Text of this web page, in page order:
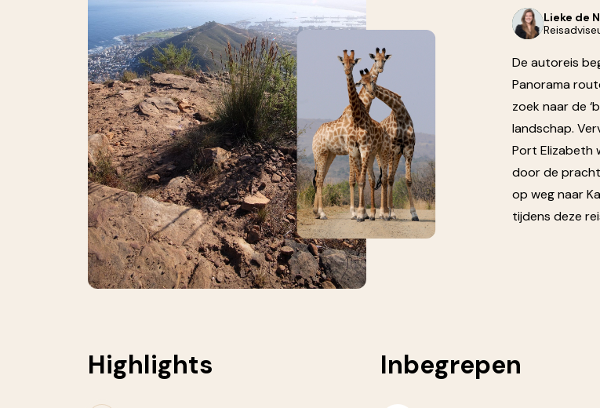
Lieke de
De autoreis
Panorama
zoek naar de
landschap.
Port Elizabeth
door de
op weg naar
tijdens deze
Highlights Inbegrepen